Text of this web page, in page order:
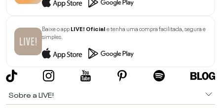
Baixe o appLIVE! Oficiale tenha uma compra facilitada, segura e
simples.
Sobre a LIVE!